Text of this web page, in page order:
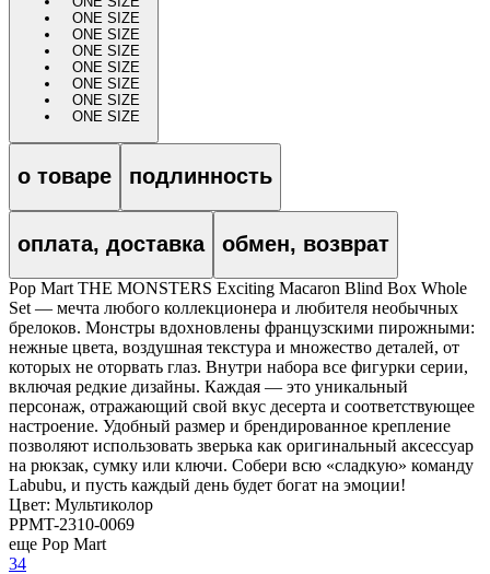
ONE SIZE
ONE SIZE
ONE SIZE
ONE SIZE
ONE SIZE
ONE SIZE
ONE SIZE
о товаре подлинность
оплата, доставка обмен, возврат
Pop Mart THE MONSTERS Exciting Macaron Blind Box Whole
Set — мечта любого коллекционера и любителя необычных
брелоков. Монстры вдохновлены французскими пирожными:
нежные цвета, воздушная текстура и множество деталей, от
которых не оторвать глаз. Внутри набора все фигурки серии,
включая редкие дизайны. Каждая — это уникальный
персонаж, отражающий свой вкус десерта и соответствующее
настроение. Удобный размер и брендированное крепление
позволяют использовать зверька как оригинальный аксессуар
на рюкзак, сумку или ключи. Собери всю «сладкую» команду
Labubu, и пусть каждый день будет богат на эмоции!
Цвет: Мультиколор
PPMT-2310-0069
еще Pop Mart
34